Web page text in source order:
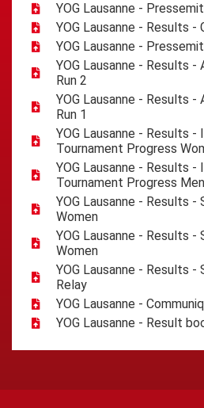
YOG Lausanne -
YOG Lausanne - Results -
YOG Lausanne -
YOG Lausanne - Results -
Run 2
YOG Lausanne - Results -
Run 1
YOG Lausanne - Results -
Tournament Progress
YOG Lausanne - Results -
Tournament Progress Men
YOG Lausanne - Results
Women
YOG Lausanne - Results
Women
YOG Lausanne - Results -
Relay
YOG Lausanne -
YOG Lausanne - Result